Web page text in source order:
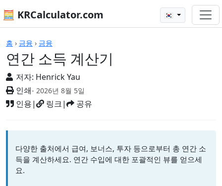
🧮 KRCalculator.com 🇰🇷
홈 › 금융 › 금융
연간 소득 계산기
저자: Henrick Yau
인쇄- 2026년 8월 5일
인용| 링크| 공유
계산기
다양한 출처에서 급여, 보너스, 투자 등으로부터 총 연간 소
득을 계산하세요. 연간 수입에 대한 포괄적인 뷰를 얻으세
요.